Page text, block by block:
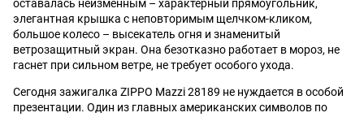
оставалась неизменным – характерный прямоугольник,
элегантная крышка с неповторимым щелчком-кликом,
большое колесо – высекатель огня и знаменитый
ветрозащитный экран. Она безотказно работает в мороз, не
гаснет при сильном ветре, не требует особого ухода.
Сегодня зажигалка ZIPPO Mazzi 28189 не нуждается в особой
презентации. Один из главных американских символов по